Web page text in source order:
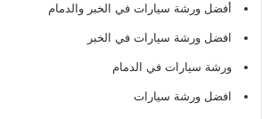
أفضل ورشة سيارات في الخبر والدمام
افضل ورشة سيارات في الخبر
ورشة سيارات في الدمام
افضل ورشة سيارات